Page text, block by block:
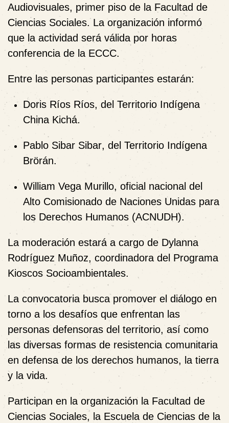
Audiovisuales, primer piso de la Facultad de
Ciencias Sociales. La organización informó
que la actividad será válida por horas
conferencia de la ECCC.
Entre las personas participantes estarán:
Doris Ríos Ríos, del Territorio Indígena
China Kichá.
Pablo Sibar Sibar, del Territorio Indígena
Brörán.
William Vega Murillo, oficial nacional del
Alto Comisionado de Naciones Unidas para
los Derechos Humanos (ACNUDH).
La moderación estará a cargo de Dylanna
Rodríguez Muñoz, coordinadora del Programa
Kioscos Socioambientales.
La convocatoria busca promover el diálogo en
torno a los desafíos que enfrentan las
personas defensoras del territorio, así como
las diversas formas de resistencia comunitaria
en defensa de los derechos humanos, la tierra
y la vida.
Participan en la organización la Facultad de
Ciencias Sociales, la Escuela de Ciencias de la